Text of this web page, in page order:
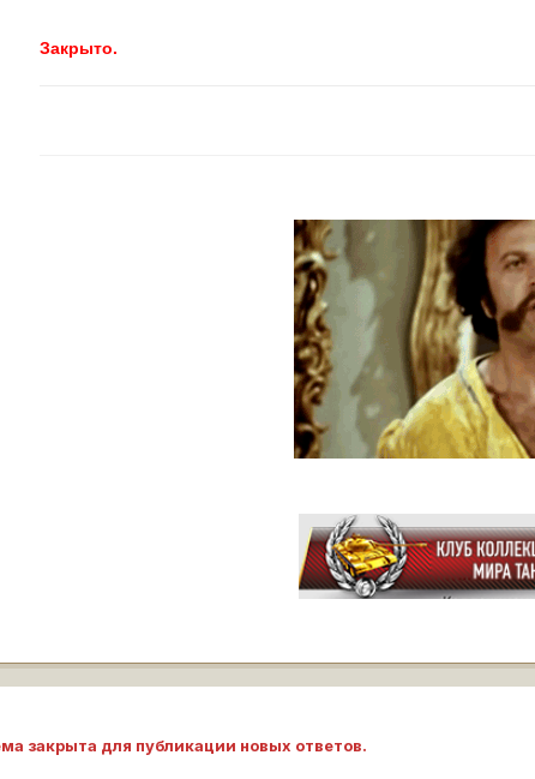
Закрыто.
закрыта для публикации новых ответов.